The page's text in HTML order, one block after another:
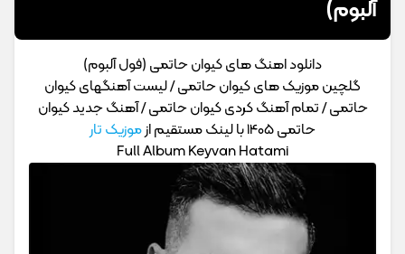
آلبوم)
دانلود اهنگ های کیوان حاتمی (فول آلبوم)
گلچین موزیک های کیوان حاتمی / لیست آهنگهای کیوان
حاتمی / تمام آهنگ کردی کیوان حاتمی / آهنگ جدید کیوان
حاتمی 1405 با لینک مستقیم از
موزیک تار
Full Album Keyvan Hatami